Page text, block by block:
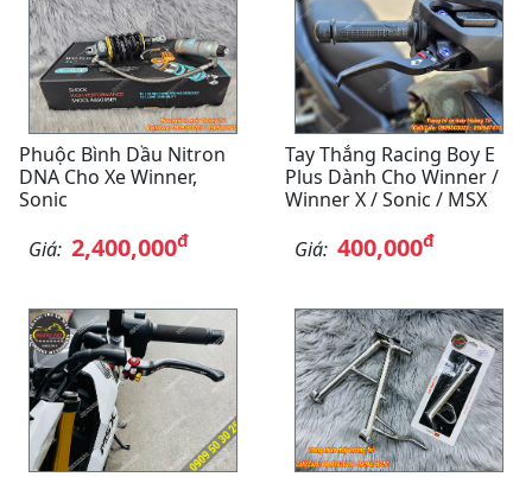
Phuộc Bình Dầu Nitron
DNA Cho Xe Winner,
Sonic
Giá: 2,400,000đ
Tay Thắng Racing Boy E
Plus Dành Cho Winner /
Winner X / Sonic / MSX
Giá: 400,000đ